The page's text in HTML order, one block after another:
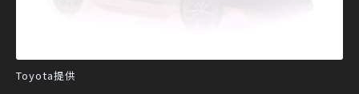
Toyota提供